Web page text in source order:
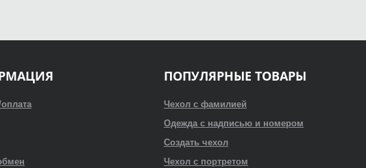
ПОПУЛЯРНЫЕ ТОВАРЫ
Чехол с фамилией
Одежда с надписью и номером
Создать чехол
Чехол с портретом